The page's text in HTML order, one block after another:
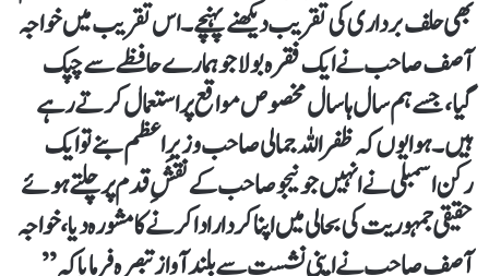
بھی حلف برداری کی تقریب دیکھنے پہنچے۔ اس تقریب میں خواجہ
آصف صاحب نے ایک فقرہ بولا جو ہمارے حافظے سے چپک
گیا، جسے ہم سال ہا سال مخصوص مواقع پر استعمال کرتے رہے
ہیں۔ ہوا یوں کہ ظفراللہ جمالی صاحب وزیرِ اعظم بنے تو ایک
رکن اسمبلی نے انہیں جونیجو صاحب کے نقشِ قدم پر چلتے ہوئے
حقیقی جمہوریت کی بحالی میں اپنا کردار ادا کرنے کا مشورہ دیا، خواجہ
آصف صاحب نے اپنی نشست سے بلند آواز تبصرہ فرمایا کہ ”